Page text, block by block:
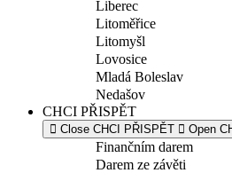
Liberec
Litoměřice
Litomyšl
Lovosice
Mladá Boleslav
Nedašov
CHCI PŘISPĚT
Close CHCI PŘISPĚT Open
Finančním darem
Darem ze závěti